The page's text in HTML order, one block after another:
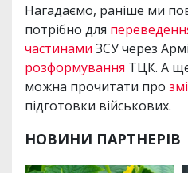
Нагадаємо, раніше ми
потрібно для
частинами ЗСУ через
розформування ТЦК. А
можна прочитати про
підготовки військових.